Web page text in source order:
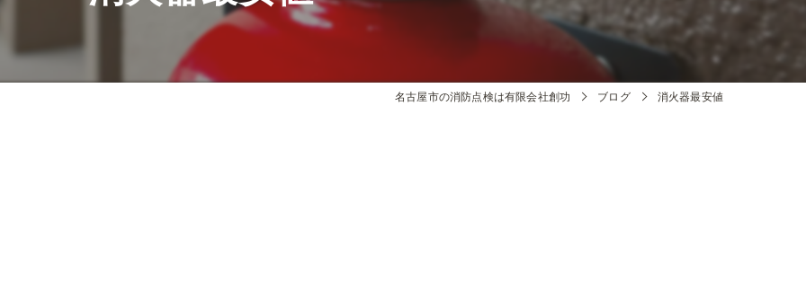
名古屋市の消防点検は有限会社創功 ブログ 消火器最安値